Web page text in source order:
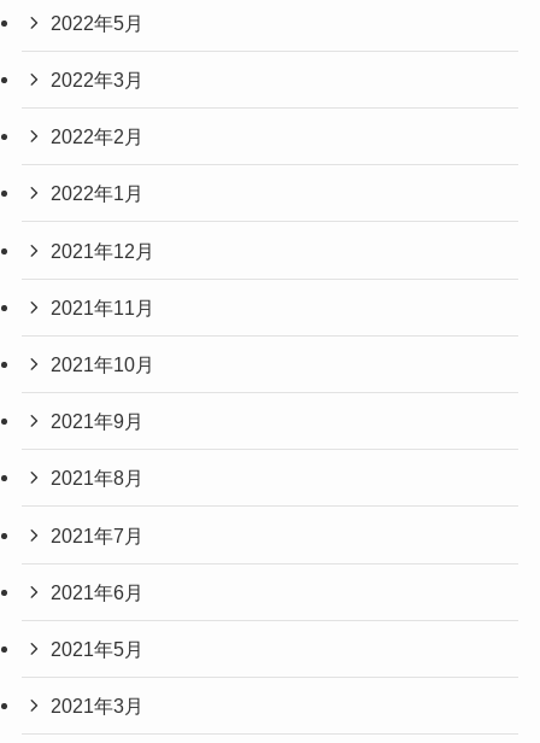
2022年5月
2022年3月
2022年2月
2022年1月
2021年12月
2021年11月
2021年10月
2021年9月
2021年8月
2021年7月
2021年6月
2021年5月
2021年3月